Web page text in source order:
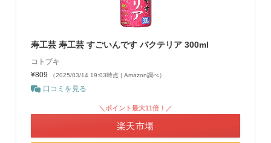
寿工芸 寿工芸 すごいんです バクテリア 300ml
コトブキ
¥809
（2025/03/14 19:03時点 | Amazon調べ）
口コミを見る
＼ポイント最大11倍！／
楽天市場